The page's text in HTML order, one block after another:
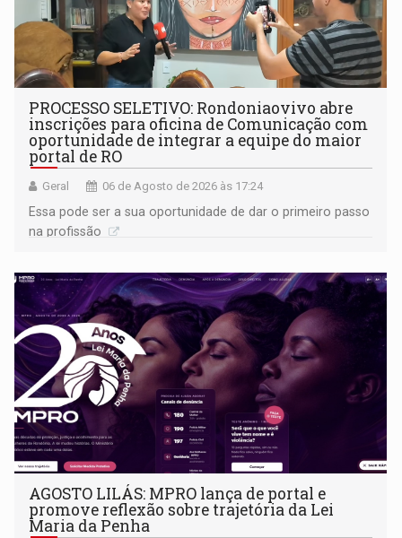
PROCESSO SELETIVO: Rondoniaovivo abre
inscrições para oficina de Comunicação com
oportunidade de integrar a equipe do maior
portal de RO
Geral 06 de Agosto de 2026 às 17:24
Essa pode ser a sua oportunidade de dar o primeiro passo
na profissão
AGOSTO LILÁS: MPRO lança de portal e
promove reflexão sobre trajetória da Lei
Maria da Penha